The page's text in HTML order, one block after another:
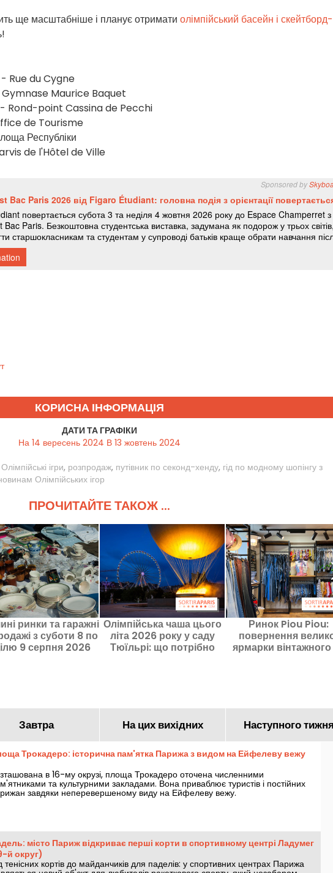
ще масштабніше і планує отримати олімпійський басейн і скейтборд-
Rue du Cygne
Gymnase Maurice Baquet
- Rond-point Cassina de Pecchi
de Tourisme
Республіки
de l'Hôtel de Ville
КОРИСНА ІНФОРМАЦІЯ
ДАТИ ТА ГРАФІКИ
На 14 вересень 2024 В 13 жовтень 2024
Олімпійські ігри, розпродаж, путівник по секонд-хенду, гід по модному шопінгу з
Олімпійських ігор
ПРОЧИТАЙТЕ ТАКОЖ ...
ринки та гаражні
з суботи 8 по
9 серпня 2026
Олімпійська чаша цього
літа 2026 року у саду
Тюїльрі: що потрібно
Ринок Piou Piou:
повернення
ярмарки вінтажного
Завтра На цих вихідних Наступного
Трокадеро: історична пам'ятка Парижа з видом на Ейфелеву вежу
в 16-му окрузі, площа Трокадеро оточена численними
та культурними закладами. Вона приваблює туристів і постійних
завдяки неперевершеному виду на Ейфелеву вежу.
місто Париж відкриває перші корти в спортивному центрі Ладумег
й округ)
тенісних кортів до майданчиків для паделів: у спортивних центрах Парижа